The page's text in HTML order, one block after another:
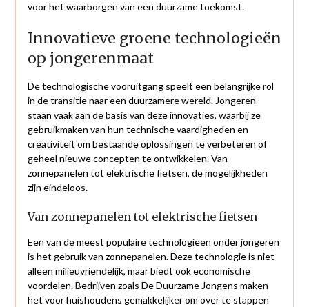
voor het waarborgen van een duurzame toekomst.
Innovatieve groene technologieën
op jongerenmaat
De technologische vooruitgang speelt een belangrijke rol
in de transitie naar een duurzamere wereld. Jongeren
staan vaak aan de basis van deze innovaties, waarbij ze
gebruikmaken van hun technische vaardigheden en
creativiteit om bestaande oplossingen te verbeteren of
geheel nieuwe concepten te ontwikkelen. Van
zonnepanelen tot elektrische fietsen, de mogelijkheden
zijn eindeloos.
Van zonnepanelen tot elektrische fietsen
Een van de meest populaire technologieën onder jongeren
is het gebruik van zonnepanelen. Deze technologie is niet
alleen milieuvriendelijk, maar biedt ook economische
voordelen. Bedrijven zoals De Duurzame Jongens maken
het voor huishoudens gemakkelijker om over te stappen